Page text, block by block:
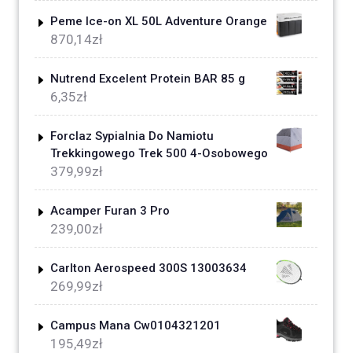
Peme Ice-on XL 50L Adventure Orange
870,14zł
Nutrend Excelent Protein BAR 85 g
6,35zł
Forclaz Sypialnia Do Namiotu
Trekkingowego Trek 500 4-Osobowego
379,99zł
Acamper Furan 3 Pro
239,00zł
Carlton Aerospeed 300S 13003634
269,99zł
Campus Mana Cw0104321201
195,49zł